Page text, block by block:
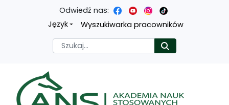
Przejdź
treści
głównej
Przejdź
menu
nawigacyjnego
Przejdź
wyszukiwarki
Przejdź
mapy
strony
Odwiedź nas:
Język
Wyszukiwarka pracowników
Szukaj
Akademia nauk